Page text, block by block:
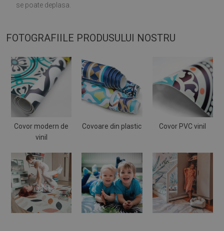
se poate deplasa.
FOTOGRAFIILE PRODUSULUI NOSTRU
Covor modern de
vinil
Covoare din plastic Covor PVC vinil